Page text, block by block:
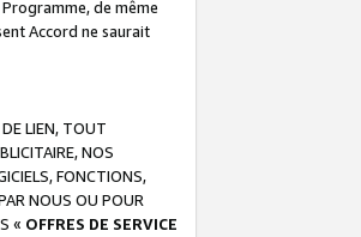
de même
Accord ne saurait
LIEN, TOUT
NOS
FONCTIONS,
NOUS OU POUR
« OFFRES DE SERVICE